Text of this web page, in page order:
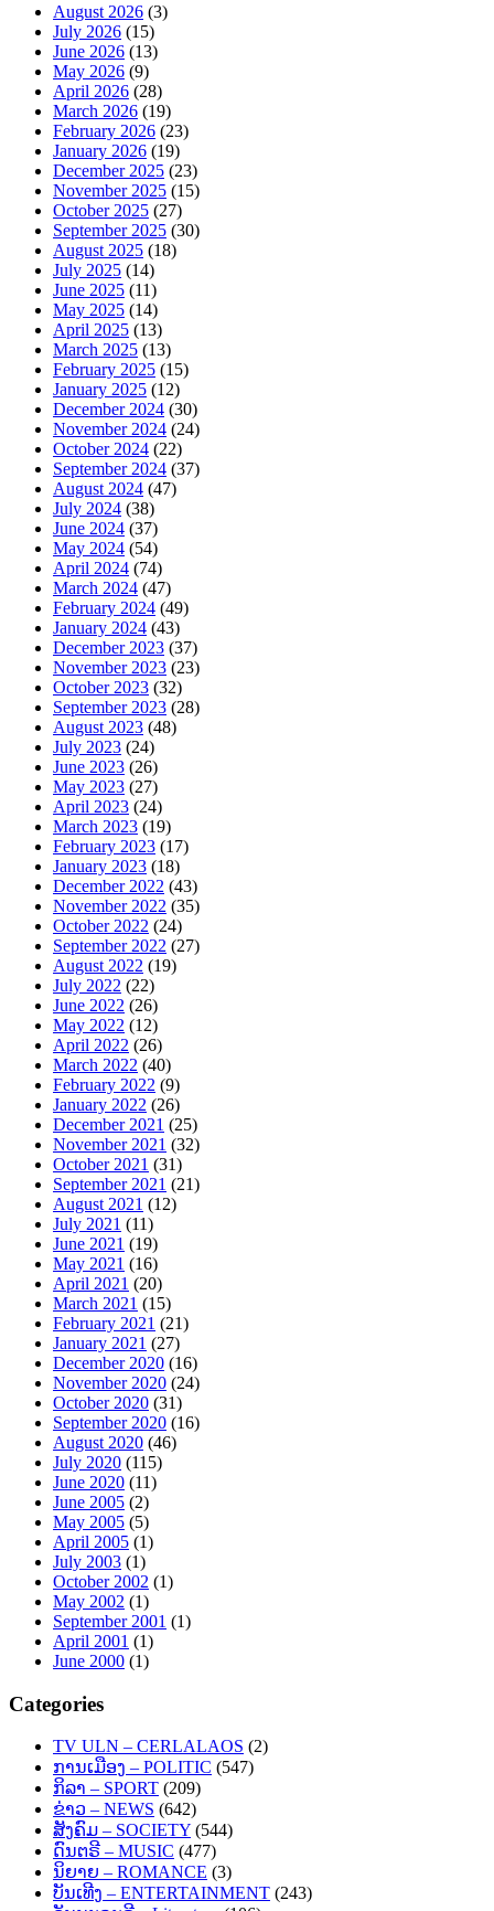
August 2026 (3)
July 2026 (15)
June 2026 (13)
May 2026 (9)
April 2026 (28)
March 2026 (19)
February 2026 (23)
January 2026 (19)
December 2025 (23)
November 2025 (15)
October 2025 (27)
September 2025 (30)
August 2025 (18)
July 2025 (14)
June 2025 (11)
May 2025 (14)
April 2025 (13)
March 2025 (13)
February 2025 (15)
January 2025 (12)
December 2024 (30)
November 2024 (24)
October 2024 (22)
September 2024 (37)
August 2024 (47)
July 2024 (38)
June 2024 (37)
May 2024 (54)
April 2024 (74)
March 2024 (47)
February 2024 (49)
January 2024 (43)
December 2023 (37)
November 2023 (23)
October 2023 (32)
September 2023 (28)
August 2023 (48)
July 2023 (24)
June 2023 (26)
May 2023 (27)
April 2023 (24)
March 2023 (19)
February 2023 (17)
January 2023 (18)
December 2022 (43)
November 2022 (35)
October 2022 (24)
September 2022 (27)
August 2022 (19)
July 2022 (22)
June 2022 (26)
May 2022 (12)
April 2022 (26)
March 2022 (40)
February 2022 (9)
January 2022 (26)
December 2021 (25)
November 2021 (32)
October 2021 (31)
September 2021 (21)
August 2021 (12)
July 2021 (11)
June 2021 (19)
May 2021 (16)
April 2021 (20)
March 2021 (15)
February 2021 (21)
January 2021 (27)
December 2020 (16)
November 2020 (24)
October 2020 (31)
September 2020 (16)
August 2020 (46)
July 2020 (115)
June 2020 (11)
June 2005 (2)
May 2005 (5)
April 2005 (1)
July 2003 (1)
October 2002 (1)
May 2002 (1)
September 2001 (1)
April 2001 (1)
June 2000 (1)
Categories
TV ULN – CERLALAOS (2)
ການເມືອງ – POLITIC (547)
ກິລາ – SPORT (209)
ຂ່າວ – NEWS (642)
ສັງຄົມ – SOCIETY (544)
ດົນຕຣີ – MUSIC (477)
ນິຍາຍ – ROMANCE (3)
ບັນເທີງ – ENTERTAINMENT (243)